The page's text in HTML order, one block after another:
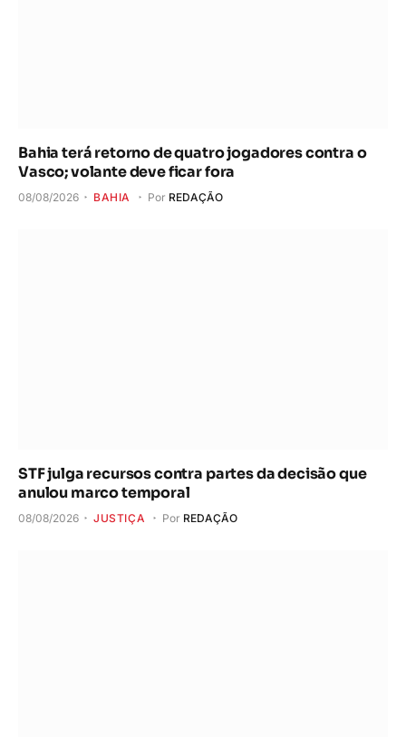
Bahia terá retorno de quatro jogadores contra o
Vasco; volante deve ficar fora
08/08/2026 BAHIA Por REDAÇÃO
STF julga recursos contra partes da decisão que
anulou marco temporal
08/08/2026 JUSTIÇA Por REDAÇÃO